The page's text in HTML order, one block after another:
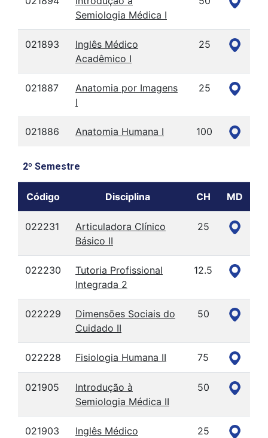
Semiologia Médica I
021893
Inglês Médico
Acadêmico I
25
021887
Anatomia por Imagens
I
25
021886 Anatomia Humana I 100
2º Semestre
Código Disciplina CH MD
022231
Articuladora Clínico
Básico II
25
022230
Tutoria Profissional
Integrada 2
12.5
022229
Dimensões Sociais do
Cuidado II
50
022228 Fisiologia Humana II 75
021905
Introdução à
Semiologia Médica II
50
021903
Inglês Médico
25